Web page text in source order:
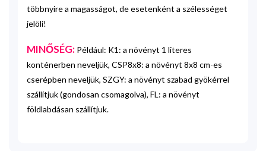
többnyire a magasságot, de esetenként a szélességet
jelöli!
MINŐSÉG: Például: K1: a növényt 1 literes
konténerben neveljük, CSP8x8: a növényt 8x8 cm-es
cserépben neveljük, SZGY: a növényt szabad gyökérrel
szállítjuk (gondosan csomagolva), FL: a növényt
földlabdásan szállítjuk.